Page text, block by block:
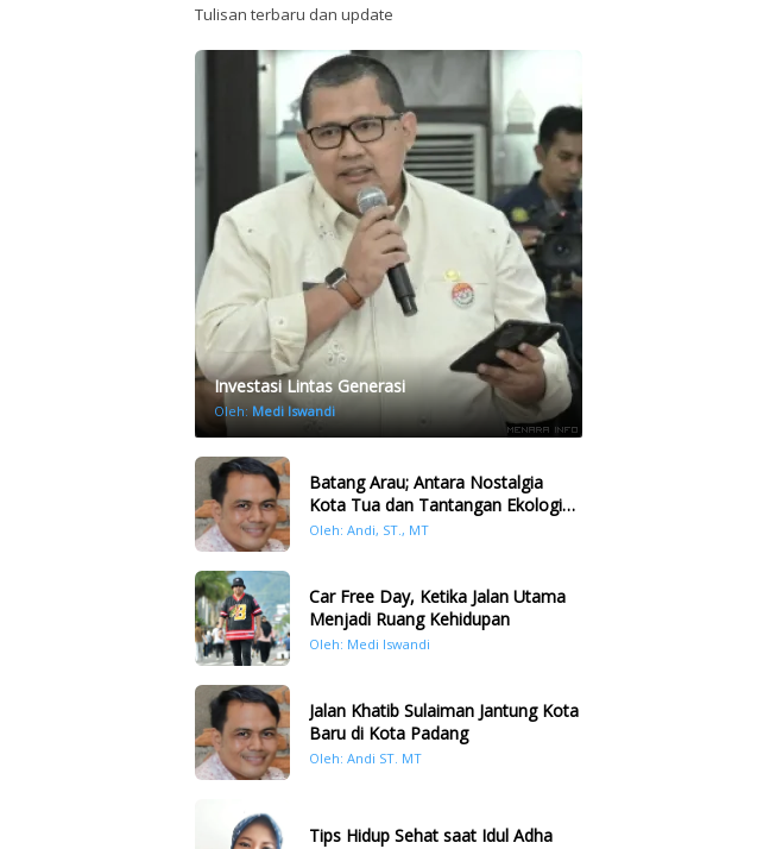
Tulisan terbaru dan update
Investasi Lintas Generasi
Oleh: Medi Iswandi
Batang Arau; Antara Nostalgia
Kota Tua dan Tantangan Ekologi
Kawasan
Oleh: Andi, ST., MT
Car Free Day, Ketika Jalan Utama
Menjadi Ruang Kehidupan
Oleh: Medi Iswandi
Jalan Khatib Sulaiman Jantung Kota
Baru di Kota Padang
Oleh: Andi ST. MT
Tips Hidup Sehat saat Idul Adha